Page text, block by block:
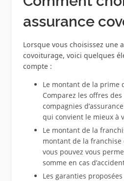
assurance
Lorsque vous choisissez une
covoiturage, voici quelques
compte :
Le montant de la prime
Comparez les offres
compagnies
qui convient le mieux à
Le montant de la
montant de la franchise
vous pouvez vous
somme en cas
Les garanties